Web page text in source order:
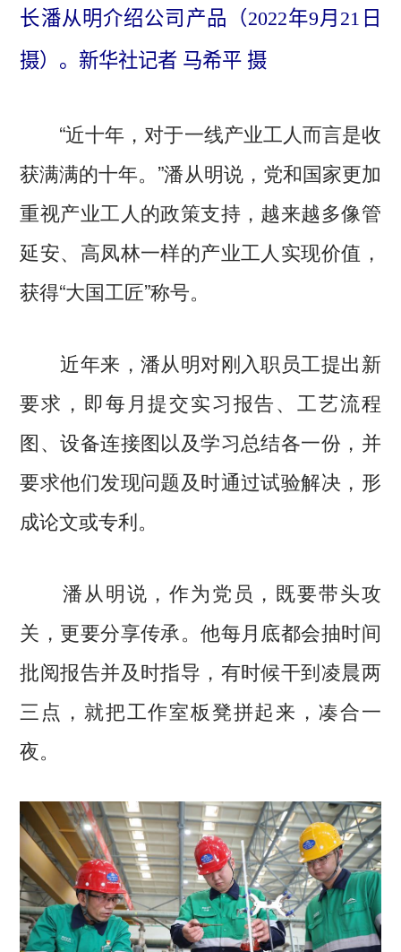
长潘从明介绍公司产品（2022年9月21日
摄）。新华社记者 马希平 摄
“近十年，对于一线产业工人而言是收
获满满的十年。”潘从明说，党和国家更加
重视产业工人的政策支持，越来越多像管
延安、高凤林一样的产业工人实现价值，
获得“大国工匠”称号。
近年来，潘从明对刚入职员工提出新
要求，即每月提交实习报告、工艺流程
图、设备连接图以及学习总结各一份，并
要求他们发现问题及时通过试验解决，形
成论文或专利。
潘从明说，作为党员，既要带头攻
关，更要分享传承。他每月底都会抽时间
批阅报告并及时指导，有时候干到凌晨两
三点，就把工作室板凳拼起来，凑合一
夜。